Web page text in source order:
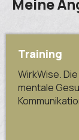
Meine
Training
WirkWise.
mentale